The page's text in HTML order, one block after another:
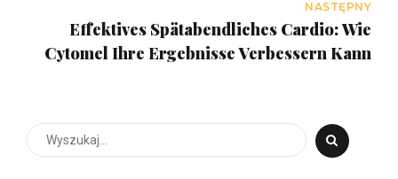
NASTĘPNY
Effektives Spätabendliches Cardio: Wie
Cytomel Ihre Ergebnisse Verbessern Kann